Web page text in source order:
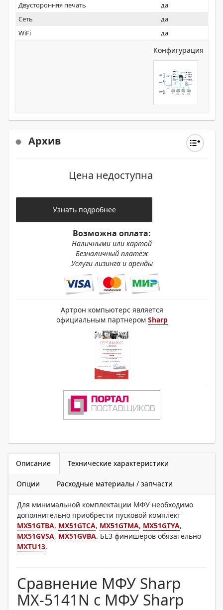
Двусторонняя печать
да
Сеть
да
WiFi
да
Конфигурация
Архив
Цена недоступна
Узнать подробнее
Возможна оплата:
Наличными или картой
Безналичный платёж
Услуги лизинга и аренды
Артрон компьютерс является
официальным партнером Sharp
Описание Технические характеристики
Опции Расходные материалы / запчасти
Для минимальной комплектации МФУ необходимо
дополнительно приобрести пусковой комплект
MX51GTBA, MX51GTCA, MX51GTMA, MX51GTYA,
MX51GVSA, MX51GVBA. БЕЗ финишеров обязательно
MXTU13.
Сравнение МФУ Sharp
MX-5141N с МФУ Sharp